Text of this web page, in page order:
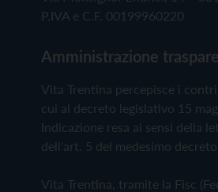
P.IVA e C.F. 00199960220
Amministrazione
Vita Trentina percepisce i
cui al decreto legislativo 15
Indicazione resa ai sensi della
dell'art. 5 del medesimo decreto
Vita Trentina, tramite la Fisc